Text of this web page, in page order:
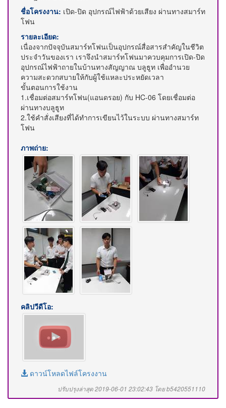
ชื่อโครงงาน: เปิด-ปิด อุปกรณ์ไฟฟ้าด้วยเสียง ผ่านทางสมาร์ท
โฟน
รายละเอียด:
เนื่องจากปัจจุบันสมาร์ทโฟนเป็นอุปกรณ์สื่อสารสำคัญในชีวิต
ประจำวันของเรา เราจึงนำสมาร์ทโฟนมาควบคุมการเปิด-ปิด
อุปกรณ์ไฟฟ้าถายในบ้านทางสัญญาณ บลูธูท เพื่ออำนวย
ความสะดวกสบายให้กับผู้ใช้แหละประหยัดเวลา
ขั้นตอนการใช้งาน
1.เชื่อมต่อสมาร์ทโฟน(แอนดรอย) กับ HC-06 โดยเชื่อมต่อ
ผ่านทางบลูธูท
2.ใช้คำสั่งเสียงที่ได้ทำการเขียนไว้ในระบบ ผ่านทางสมาร์ท
โฟน
ภาพถ่าย:
คลิปวีดีโอ:
ดาวน์โหลดไฟล์โครงงาน
ปรับปรุงล่าสุด 2019-06-01 23:02:43 โดย b5420551110